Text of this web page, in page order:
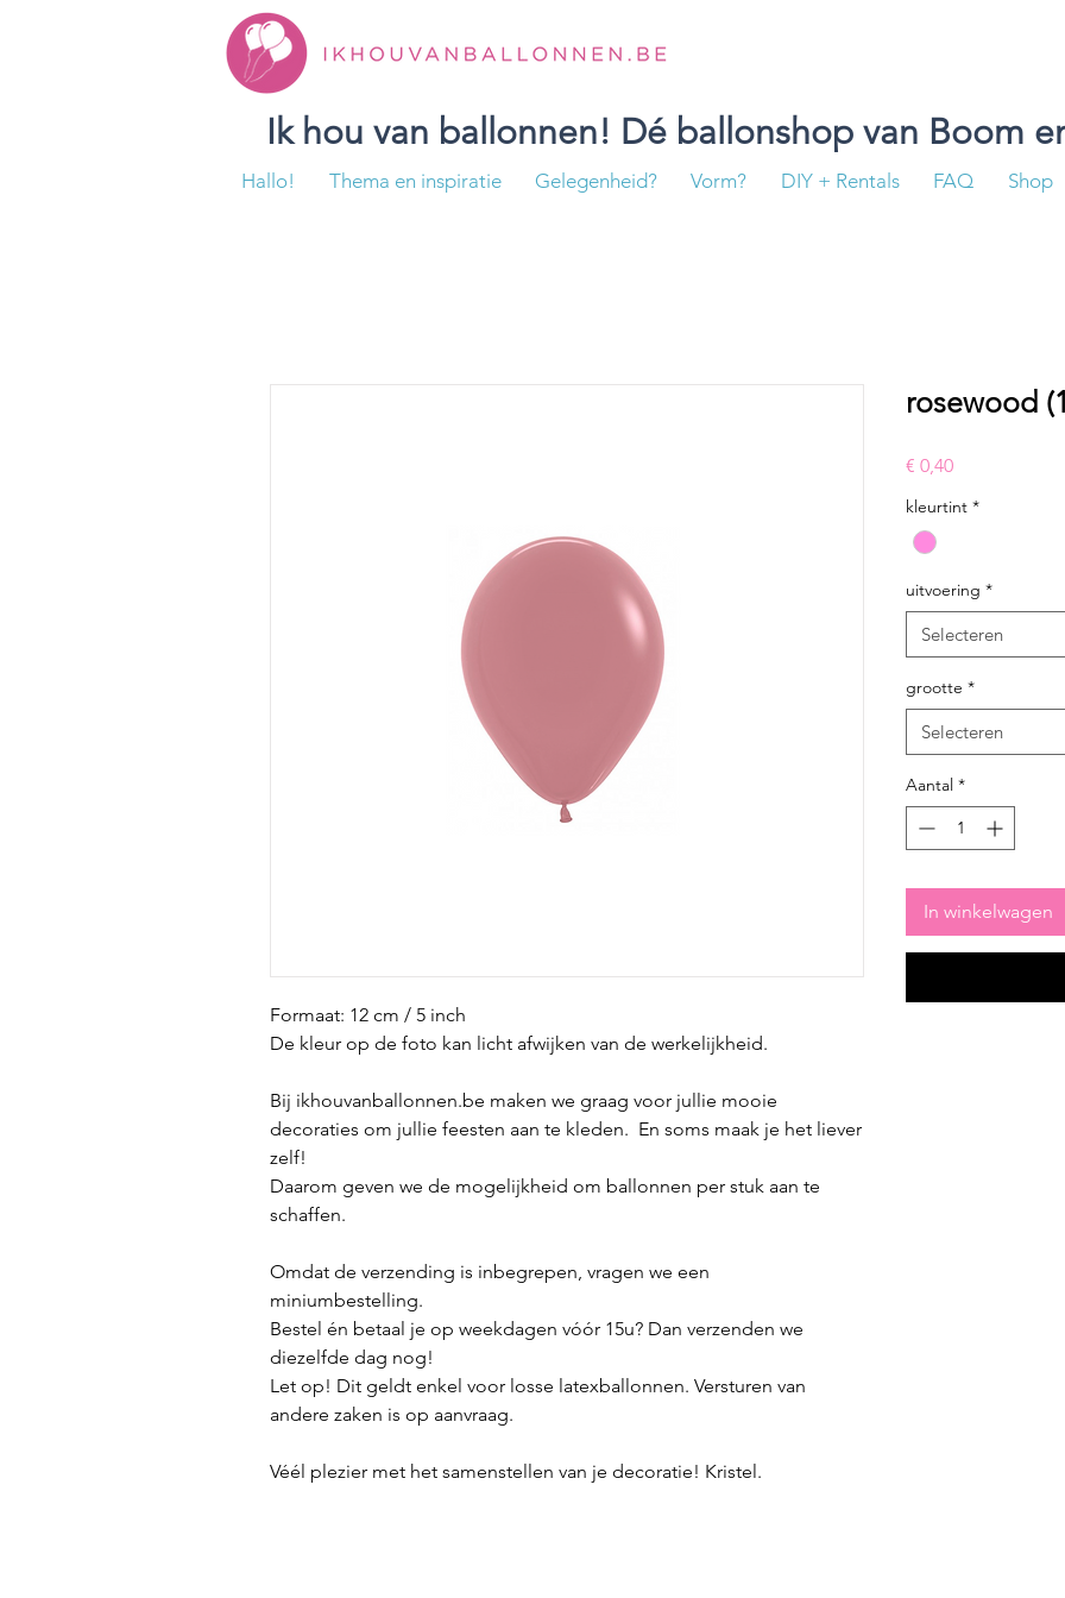
Ik hou van ballonnen! Dé ballonshop van Boom
Hallo! Thema en inspiratie Gelegenheid? Vorm? DIY + Rentals FAQ Shop
Formaat: 12 cm / 5 inch
De kleur op de foto kan licht afwijken van de werkelijkheid.
Bij ikhouvanballonnen.be maken we graag voor jullie mooie
decoraties om jullie feesten aan te kleden. En soms maak je het liever
zelf!
Daarom geven we de mogelijkheid om ballonnen per stuk aan te
schaffen.
Omdat de verzending is inbegrepen, vragen we een
miniumbestelling.
Bestel én betaal je op weekdagen vóór 15u? Dan verzenden we
diezelfde dag nog!
Let op! Dit geldt enkel voor losse latexballonnen. Versturen van
andere zaken is op aanvraag.
Véél plezier met het samenstellen van je decoratie! Kristel.
rosewood
€ 0,40Prijs
kleurtint *
uitvoering *
Selecteren
grootte *
Selecteren
Aantal *
In winkelwagen